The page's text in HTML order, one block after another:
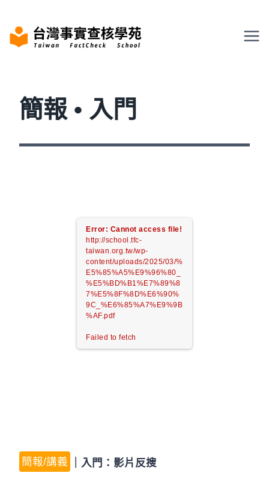
content
簡報 • 入門
Error: Cannot access file!
http://school.tfc-
taiwan.org.tw/wp-
content/uploads/2025/03/%
E5%85%A5%E9%96%80_
%E5%BD%B1%E7%89%8
7%E5%8F%8D%E6%90%
9C_%E6%85%A7%E9%9B
%AF.pdf
Failed to fetch
簡報/講義 入門：影片反搜